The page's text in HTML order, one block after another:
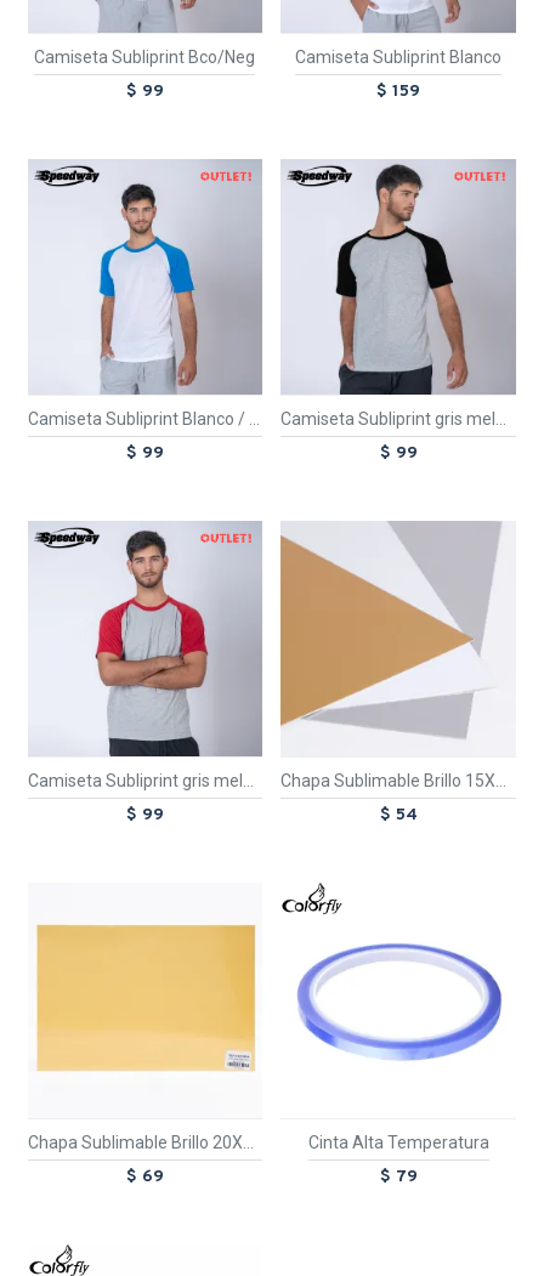
Camiseta Subliprint Bco/Neg
$ 99
Camiseta Subliprint Blanco
$ 159
TEXTTRANSPARENTE
OUT
Camiseta Subliprint Blanco / Francia
$ 99
TEXTTRANSPARENTE
OUT
Camiseta Subliprint gris melange/negro
$ 99
TEXTTRANSPARENTE
OUT
Camiseta Subliprint gris melange/rojo
$ 99
Chapa Sublimable Brillo 15X20 cm
$ 54
Chapa Sublimable Brillo 20X30 cm
$ 69
Cinta Alta Temperatura
$ 79
TEXTTRANSPARENTE